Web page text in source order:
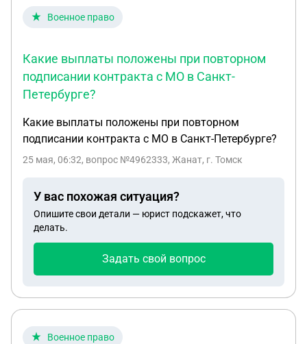
Военное право
Какие выплаты положены при повторном
подписании контракта с МО в Санкт-
Петербурге?
Какие выплаты положены при повторном
подписании контракта с МО в Санкт-Петербурге?
25 мая, 06:32, вопрос №4962333, Жанат, г. Томск
У вас похожая ситуация?
Опишите свои детали — юрист подскажет, что
делать.
Задать свой вопрос
Военное право